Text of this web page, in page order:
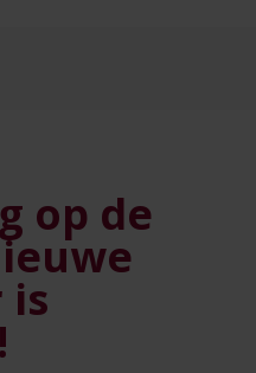
op de
is